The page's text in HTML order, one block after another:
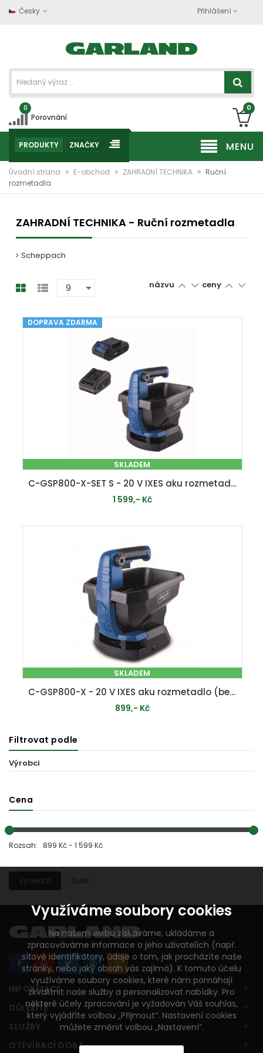
Česky Přihlášení
0
Porovnání
0
MENU
PRODUKTY ZNAČKY
Úvodní strana » E-obchod » ZAHRADNÍ TECHNIKA » Ruční
rozmetadla
ZAHRADNÍ TECHNIKA - Ruční rozmetadla
Scheppach
názvu ceny
DOPRAVA ZDARMA
SKLADEM
C-GSP800-X-SET S - 20 V IXES aku rozmetadlo + 2Ah baterie + nabíječka 2,4 A
1 599,- Kč
SKLADEM
C-GSP800-X - 20 V IXES aku rozmetadlo (bez baterie a nabíječky)
899,- Kč
Filtrovat podle
Výrobci
Cena
Rozsah: 899 Kč - 1 599 Kč
Vyhledat Zrušit
INFORMACE
DŮLEŽITÉ
SLUŽBY
OTEVÍRACÍ DOBA
Využíváme soubory cookies
Na našem webu získáváme, ukládáme a
zpracováváme informace o jeho uživatelích (např.
síťové identifikátory, údaje o tom, jak procházíte naše
stránky, nebo jaký obsah vás zajímá). K tomuto účelu
využíváme soubory cookies, které nám pomáhají
zkvalitnit naše služby a personalizovat nabídky. Pro
některé účely zpracování je vyžadován Váš souhlas,
který vyjádříte volbou „Přijmout“. Nastavení cookies
můžete změnit volbou „Nastavení“.